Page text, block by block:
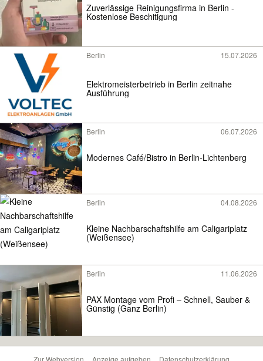
Zuverlässige Reinigungsfirma in Berlin -
Kostenlose Beschitigung
Berlin 15.07.2026
Elektromeisterbetrieb in Berlin zeitnahe
Ausführung
Berlin 06.07.2026
Modernes Café/Bistro in Berlin-Lichtenberg
Berlin 04.08.2026
Kleine Nachbarschaftshilfe am Caligariplatz
(Weißensee)
Berlin 11.06.2026
PAX Montage vom Profi – Schnell, Sauber &
Günstig (Ganz Berlin)
Zur Webversion Anzeige aufgeben Datenschutzerklärung